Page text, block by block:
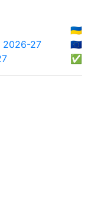
🇺🇦
2026-27
🇪🇺
✅